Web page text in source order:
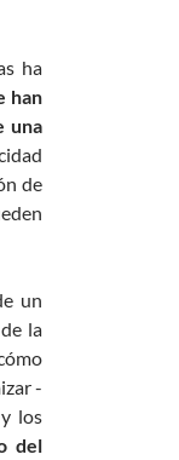
ha
han
una
de
un
la
-
los
del